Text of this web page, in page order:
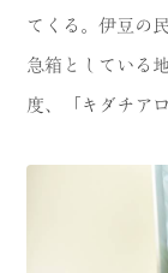
てくる。伊豆の
急箱としている
度、「キダチア